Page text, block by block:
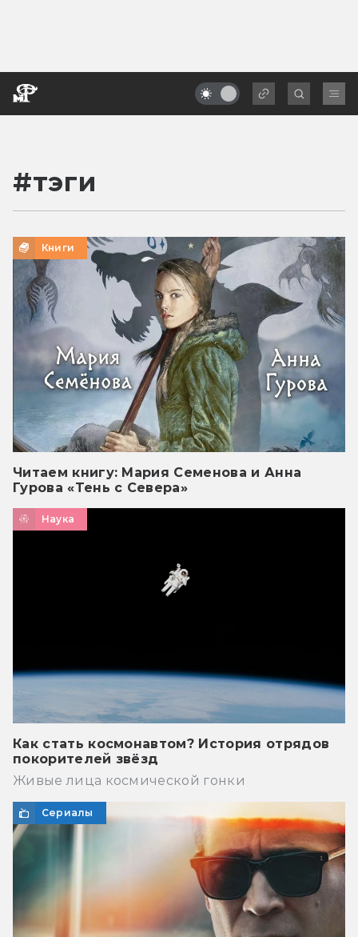
#тэги
Книги
Читаем книгу: Мария Семенова и Анна
Гурова «Тень с Севера»
Наука
Как стать космонавтом? История отрядов
покорителей звёзд
Живые лица космической гонки
Сериалы